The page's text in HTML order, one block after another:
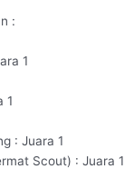
:
1
1
: Juara 1
Scout) : Juara 1